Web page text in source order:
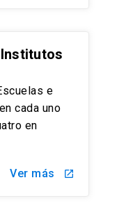
e
cada uno
en
Ver más launch